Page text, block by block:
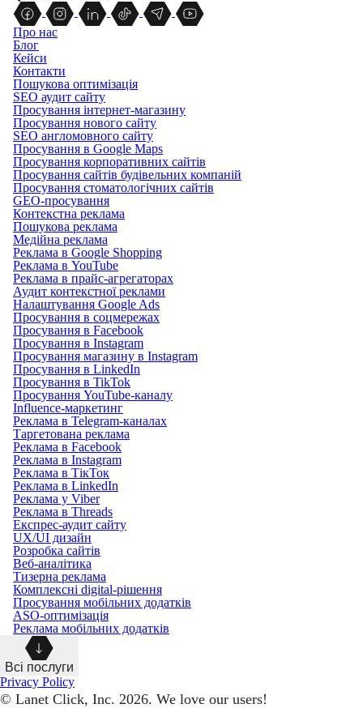
Про нас
Блог
Кейси
Контакти
Пошукова оптимізація
SEO аудит сайту
Просування інтернет-магазину
Просування нового сайту
SEO англомовного сайту
Просування в Google Maps
Просування корпоративних сайтів
Просування сайтів будівельних компаній
Просування стоматологічних сайтів
GEO-просування
Контекстна реклама
Пошукова реклама
Медійна реклама
Реклама в Google Shopping
Реклама в YouTube
Реклама в прайс-агрегаторах
Аудит контекстної реклами
Налаштування Google Ads
Просування в соцмережах
Просування в Facebook
Просування в Instagram
Просування магазину в Instagram
Просування в LinkedIn
Просування в TikTok
Просування YouTube-каналу
Influence-маркетинг
Реклама в Telegram-каналах
Таргетована реклама
Реклама в Facebook
Реклама в Instagram
Реклама в ТікТок
Реклама в LinkedIn
Реклама у Viber
Реклама в Threads
Експрес-аудит сайту
UX/UI дизайн
Розробка сайтів
Веб-аналітика
Тизерна реклама
Комплексні digital-рішення
Просування мобільних додатків
ASO-оптимізація
Реклама мобільних додатків
Всі послуги
Privacy Policy
© Lanet Click, Inc. 2026. We love our users!